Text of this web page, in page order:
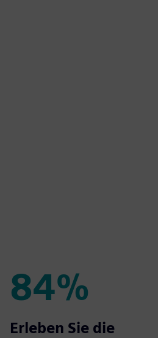
84%
84%
Erleben Sie die